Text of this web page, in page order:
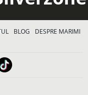
BLOG
DESPRE MARIMI